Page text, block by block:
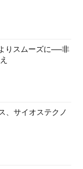
りスムーズに──非
、サイオステクノ